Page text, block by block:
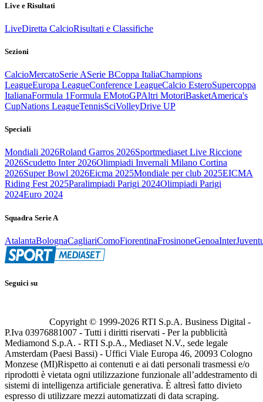
Live e Risultati
LiveDiretta CalcioRisultati e Classifiche
Sezioni
CalcioMercatoSerie ASerie BCoppa ItaliaChampions
LeagueEuropa LeagueConference LeagueCalcio EsteroSupercoppa
ItalianaFormula 1Formula EMotoGPAltri MotoriBasketAmerica's
CupNations LeagueTennisSciVolleyDrive UP
Speciali
Mondiali 2026Roland Garros 2026Sportmediaset Live Riccione
2026Scudetto Inter 2026Olimpiadi Invernali Milano Cortina
2026Super Bowl 2026Eicma 2025Mondiale per club 2025EICMA
Riding Fest 2025Paralimpiadi Parigi 2024Olimpiadi Parigi
2024Euro 2024
Squadra Serie A
AtalantaBolognaCagliariComoFiorentinaFrosinoneGenoaInter
Seguici su
Copyright © 1999-2026 RTI S.p.A. Business Digital -
P.Iva 03976881007 - Tutti i diritti riservati - Per la pubblicità
Mediamond S.p.A. - RTI S.p.A., Mediaset N.V., sede legale
Amsterdam (Paesi Bassi) - Uffici Viale Europa 46, 20093 Cologno
Monzese (MI)Rispetto ai contenuti e ai dati personali trasmessi e/o
riprodotti è vietata ogni utilizzazione funzionale all’addestramento di
sistemi di intelligenza artificiale generativa. È altresì fatto divieto
espresso di utilizzare mezzi automatizzati di data scraping.